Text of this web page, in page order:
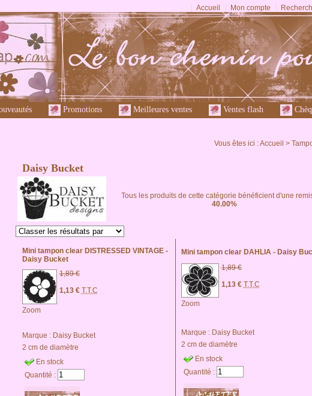
Accueil Mon compte
Promotions Meilleures ventes Ventes flash
Vous êtes ici :Accueil >
Daisy Bucket
Tous les produits de cette catégorie bénéficient d'une
40.00%
Mini tampon clear DISTRESSED VINTAGE -
Daisy Bucket
1,89 €
1,13 € T.T.C
Zoom
Marque : Daisy Bucket
2 cm de diamètre
En stock
Quantité :
Mini tampon clear DAHLIA - Daisy
1,89 €
1,13 € T.T.C
Zoom
Marque : Daisy Bucket
2 cm de diamètre
En stock
Quantité :